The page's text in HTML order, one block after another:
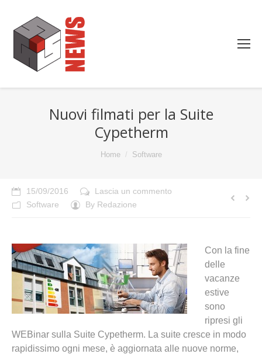
Nuovi filmati per la Suite
Cypetherm
Home Software
15/09/2016
Lascia un commento
Software
By Redazione
Con la fine
delle
vacanze
estive
sono
ripresi gli
WEBinar sulla Suite Cypetherm. La suite cresce in modo
rapidissimo ogni mese, è aggiornata alle nuove norme,